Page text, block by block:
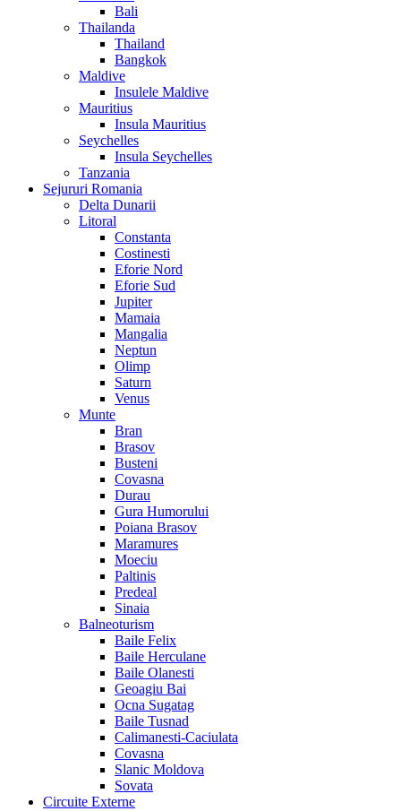
Bali
Thailanda
Thailand
Bangkok
Maldive
Insulele Maldive
Mauritius
Insula Mauritius
Seychelles
Insula Seychelles
Tanzania
Sejururi Romania
Delta Dunarii
Litoral
Constanta
Costinesti
Eforie Nord
Eforie Sud
Jupiter
Mamaia
Mangalia
Neptun
Olimp
Saturn
Venus
Munte
Bran
Brasov
Busteni
Covasna
Durau
Gura Humorului
Poiana Brasov
Maramures
Moeciu
Paltinis
Predeal
Sinaia
Balneoturism
Baile Felix
Baile Herculane
Baile Olanesti
Geoagiu Bai
Ocna Sugatag
Baile Tusnad
Calimanesti-Caciulata
Covasna
Slanic Moldova
Sovata
Circuite Externe